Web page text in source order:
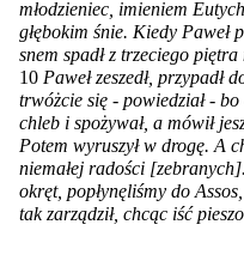
młodzieniec, imieniem
głębokim śnie. Kiedy Paweł
snem spadł z trzeciego
10 Paweł zeszedł,
trwóżcie się - powiedział - bo
chleb i spożywał, a mówił
Potem wyruszył w drogę. A
niemałej radości [zebranych].
okręt, popłynęliśmy do
tak zarządził, chcąc iść